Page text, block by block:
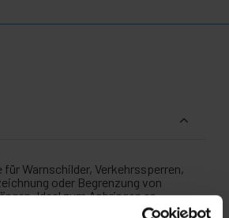
Warnschilder, Verkehrssperren,
oder Begrenzung von
Ideal zum Anbringen an
Vielseitiges System, das die